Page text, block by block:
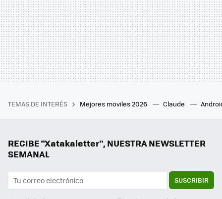
TEMAS DE INTERÉS Mejores moviles 2026 Claude
RECIBE "Xatakaletter", NUESTRA NEWSLETTER
SEMANAL
SUSCRIBIR